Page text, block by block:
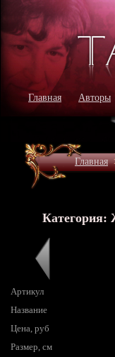
Главная Авторы
Главная
Категория:
Артикул
Название
Цена, руб
Размер, см